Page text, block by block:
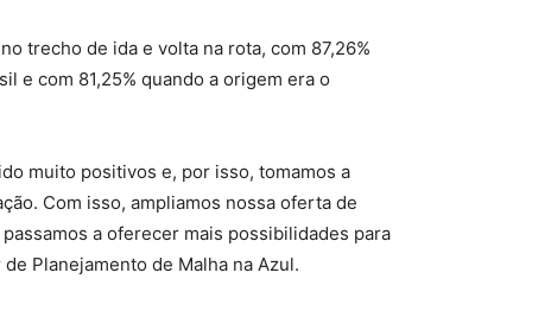
trecho de ida e volta na rota, com 87,26%
e com 81,25% quando a origem era o
muito positivos e, por isso, tomamos a
Com isso, ampliamos nossa oferta de
a oferecer mais possibilidades para
Planejamento de Malha na Azul.